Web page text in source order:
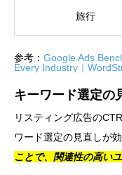
旅行
参考： Google Ads
Every Industry｜
キーワード選定の
リスティング広告の
ワード選定の見直しが効
ことで、関連性の高い